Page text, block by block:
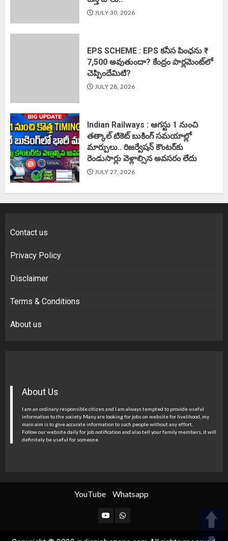
JULY 30, 2026
EPS SCHEME : EPS కనీస పింఛను ₹
7,500 అవుతుందా? కేంద్రం పార్లమెంట్‌లో
చెప్పిందేమిటి?
JULY 28, 2026
Indian Railways : ఆగస్టు 1 నుంచి
తత్కాల్‌ టికెట్‌ బుకింగ్‌ సమయాల్లో
మార్పులు.. రిజర్వేషన్ కౌంటర్‌కు
రెండుసార్లు వెళ్లాల్సిన అవసరం లేదు
JULY 27, 2026
Contact us
Privacy Policy
Disclaimer
Terms & Conditions
About us
About Us
I am an ordinary responsible citizen and I am always tempted to provide useful
information to the society. Many are looking for jobs on website for livelihood, my
main aim is to give accurate information to such people without any effort.
Follow our website daily for job notification and also tell your family members, it will
definitely be useful for someone.
YouTube Whatsapp
YouTubeWhatsapp